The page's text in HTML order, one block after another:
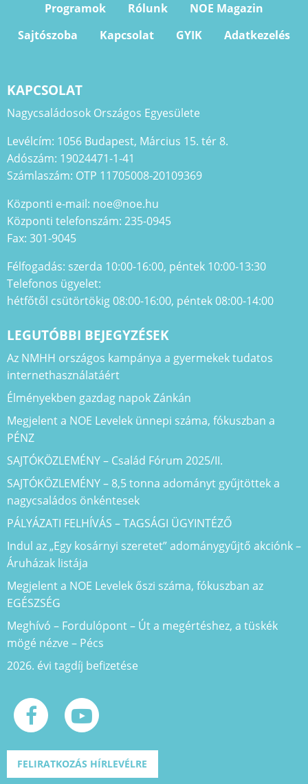
Programok
Rólunk
NOE Magazin
Sajtószoba
Kapcsolat GYIK Adatkezelés
KAPCSOLAT
Nagycsaládosok Országos Egyesülete
Levélcím: 1056 Budapest, Március 15. tér 8.
Adószám: 19024471-1-41
Számlaszám: OTP 11705008-20109369
Központi e-mail: noe@noe.hu
Központi telefonszám: 235-0945
Fax: 301-9045
Félfogadás: szerda 10:00-16:00, péntek 10:00-13:30
Telefonos ügyelet:
hétfőtől csütörtökig 08:00-16:00, péntek 08:00-14:00
LEGUTÓBBI BEJEGYZÉSEK
Az NMHH országos kampánya a gyermekek tudatos
internethasználatáért
Élményekben gazdag napok Zánkán
Megjelent a NOE Levelek ünnepi száma, fókuszban a
PÉNZ
SAJTÓKÖZLEMÉNY – Család Fórum 2025/II.
SAJTÓKÖZLEMÉNY – 8,5 tonna adományt gyűjtöttek a
nagycsaládos önkéntesek
PÁLYÁZATI FELHÍVÁS – TAGSÁGI ÜGYINTÉZŐ
Indul az „Egy kosárnyi szeretet” adománygyűjtő akciónk –
Áruházak listája
Megjelent a NOE Levelek őszi száma, fókuszban az
EGÉSZSÉG
Meghívó – Fordulópont – Út a megértéshez, a tüskék
mögé nézve – Pécs
2026. évi tagdíj befizetése
FELIRATKOZÁS HÍRLEVÉLRE